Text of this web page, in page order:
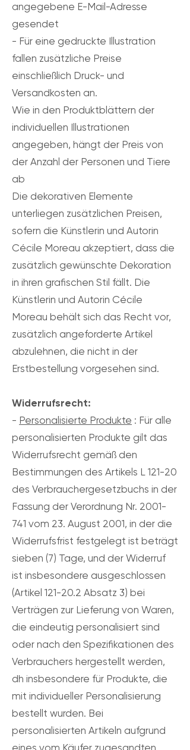
angegebene E-Mail-Adresse
gesendet
- Für eine gedruckte Illustration
fallen zusätzliche Preise
einschließlich Druck- und
Versandkosten an.
Wie in den Produktblättern der
individuellen Illustrationen
angegeben, hängt der Preis von
der Anzahl der Personen und Tiere
ab
Die dekorativen Elemente
unterliegen zusätzlichen Preisen,
sofern die Künstlerin und Autorin
Cécile Moreau akzeptiert, dass die
zusätzlich gewünschte Dekoration
in ihren grafischen Stil fällt. Die
Künstlerin und Autorin Cécile
Moreau behält sich das Recht vor,
zusätzlich angeforderte Artikel
abzulehnen, die nicht in der
Erstbestellung vorgesehen sind.
Widerrufsrecht:
- Personalisierte Produkte : Für alle
personalisierten Produkte gilt das
Widerrufsrecht gemäß den
Bestimmungen des Artikels L 121-20
des Verbrauchergesetzbuchs in der
Fassung der Verordnung Nr. 2001-
741 vom 23. August 2001, in der die
Widerrufsfrist festgelegt ist beträgt
sieben (7) Tage, und der Widerruf
ist insbesondere ausgeschlossen
(Artikel 121-20.2 Absatz 3) bei
Verträgen zur Lieferung von Waren,
die eindeutig personalisiert sind
oder nach den Spezifikationen des
Verbrauchers hergestellt werden,
dh insbesondere für Produkte, die
mit individueller Personalisierung
bestellt wurden. Bei
personalisierten Artikeln aufgrund
eines vom Käufer zugesandten